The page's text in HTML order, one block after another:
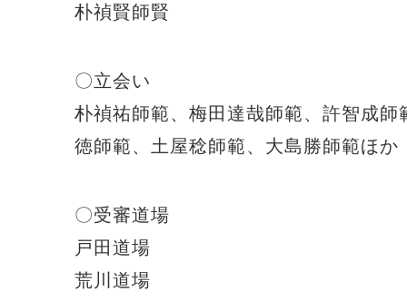
朴禎賢師賢
〇立会い
朴禎祐師範、梅田達哉師範、許智成
徳師範、土屋稔師範、大島勝師範ほか
〇受審道場
戸田道場
荒川道場